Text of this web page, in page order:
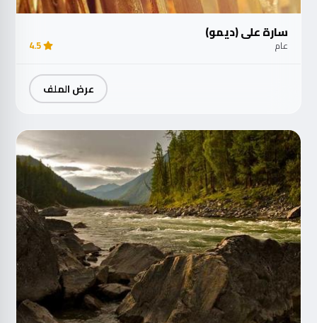
سارة علي (ديمو)
عام 4.5
عرض الملف